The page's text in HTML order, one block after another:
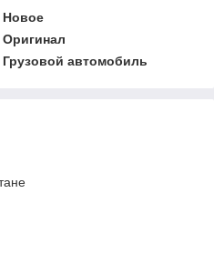
Новое
Оригинал
Грузовой автомобиль